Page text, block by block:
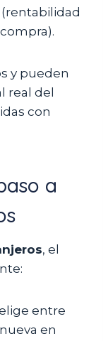
(rentabilidad
y pueden
real del
con
a
, el
entre
en